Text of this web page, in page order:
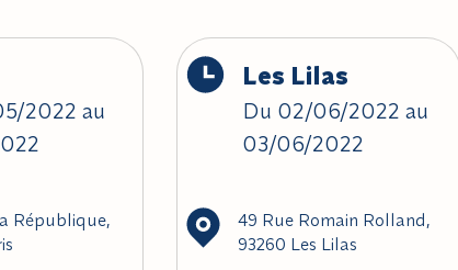
2022 au
République,
Les Lilas
Du 02/06/2022 au
03/06/2022
49 Rue Romain Rolland,
93260 Les Lilas